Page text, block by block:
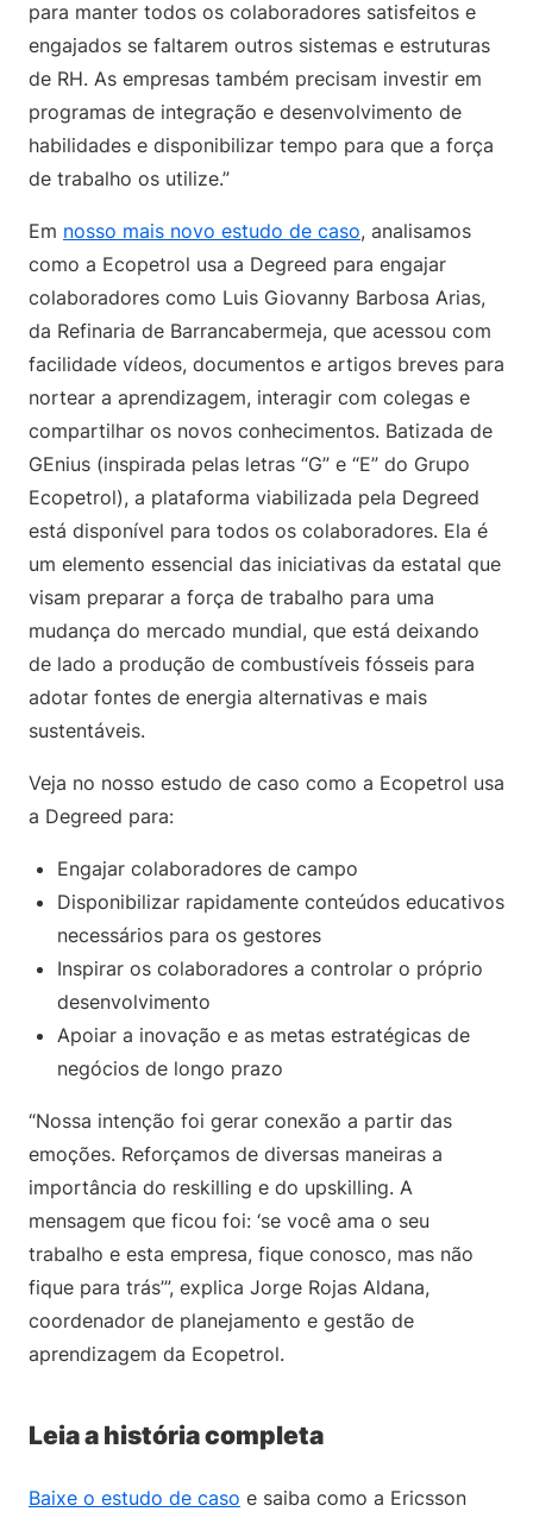
para manter todos os colaboradores satisfeitos e
engajados se faltarem outros sistemas e estruturas
de RH. As empresas também precisam investir em
programas de integração e desenvolvimento de
habilidades e disponibilizar tempo para que a força
de trabalho os utilize.”
Em nosso mais novo estudo de caso, analisamos
como a Ecopetrol usa a Degreed para engajar
colaboradores como Luis Giovanny Barbosa Arias,
da Refinaria de Barrancabermeja, que acessou com
facilidade vídeos, documentos e artigos breves para
nortear a aprendizagem, interagir com colegas e
compartilhar os novos conhecimentos. Batizada de
GEnius (inspirada pelas letras “G” e “E” do Grupo
Ecopetrol), a plataforma viabilizada pela Degreed
está disponível para todos os colaboradores. Ela é
um elemento essencial das iniciativas da estatal que
visam preparar a força de trabalho para uma
mudança do mercado mundial, que está deixando
de lado a produção de combustíveis fósseis para
adotar fontes de energia alternativas e mais
sustentáveis.
Veja no nosso estudo de caso como a Ecopetrol usa
a Degreed para:
Engajar colaboradores de campo
Disponibilizar rapidamente conteúdos educativos
necessários para os gestores
Inspirar os colaboradores a controlar o próprio
desenvolvimento
Apoiar a inovação e as metas estratégicas de
negócios de longo prazo
“Nossa intenção foi gerar conexão a partir das
emoções. Reforçamos de diversas maneiras a
importância do reskilling e do upskilling. A
mensagem que ficou foi: ‘se você ama o seu
trabalho e esta empresa, fique conosco, mas não
fique para trás’”, explica Jorge Rojas Aldana,
coordenador de planejamento e gestão de
aprendizagem da Ecopetrol.
Leia a história completa
Baixe o estudo de caso e saiba como a Ericsson